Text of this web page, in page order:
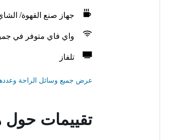
جهاز صنع القهوة/
واي فاي متوفر في
تلفاز
عرض جميع وسائل الراحة وعددها
تقييمات